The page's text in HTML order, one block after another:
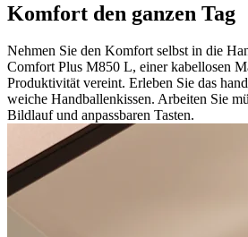
Komfort den ganzen Tag
Nehmen Sie den Komfort selbst in die
Comfort Plus M850 L, einer kabellosen
Produktivität vereint. Erleben Sie das
weiche Handballenkissen. Arbeiten Sie
Bildlauf und anpassbaren Tasten.